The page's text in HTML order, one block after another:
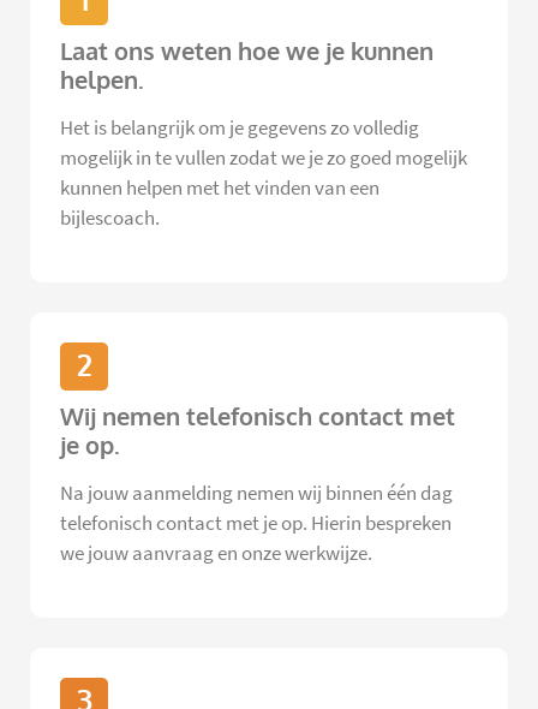
Laat ons weten hoe we je kunnen
helpen.
Het is belangrijk om je gegevens zo volledig
mogelijk in te vullen zodat we je zo goed mogelijk
kunnen helpen met het vinden van een
bijlescoach.
2
Wij nemen telefonisch contact met
je op.
Na jouw aanmelding nemen wij binnen één dag
telefonisch contact met je op. Hierin bespreken
we jouw aanvraag en onze werkwijze.